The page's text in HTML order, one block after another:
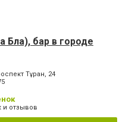
Бла), бар в городе
Тұран, 24
и отзывов